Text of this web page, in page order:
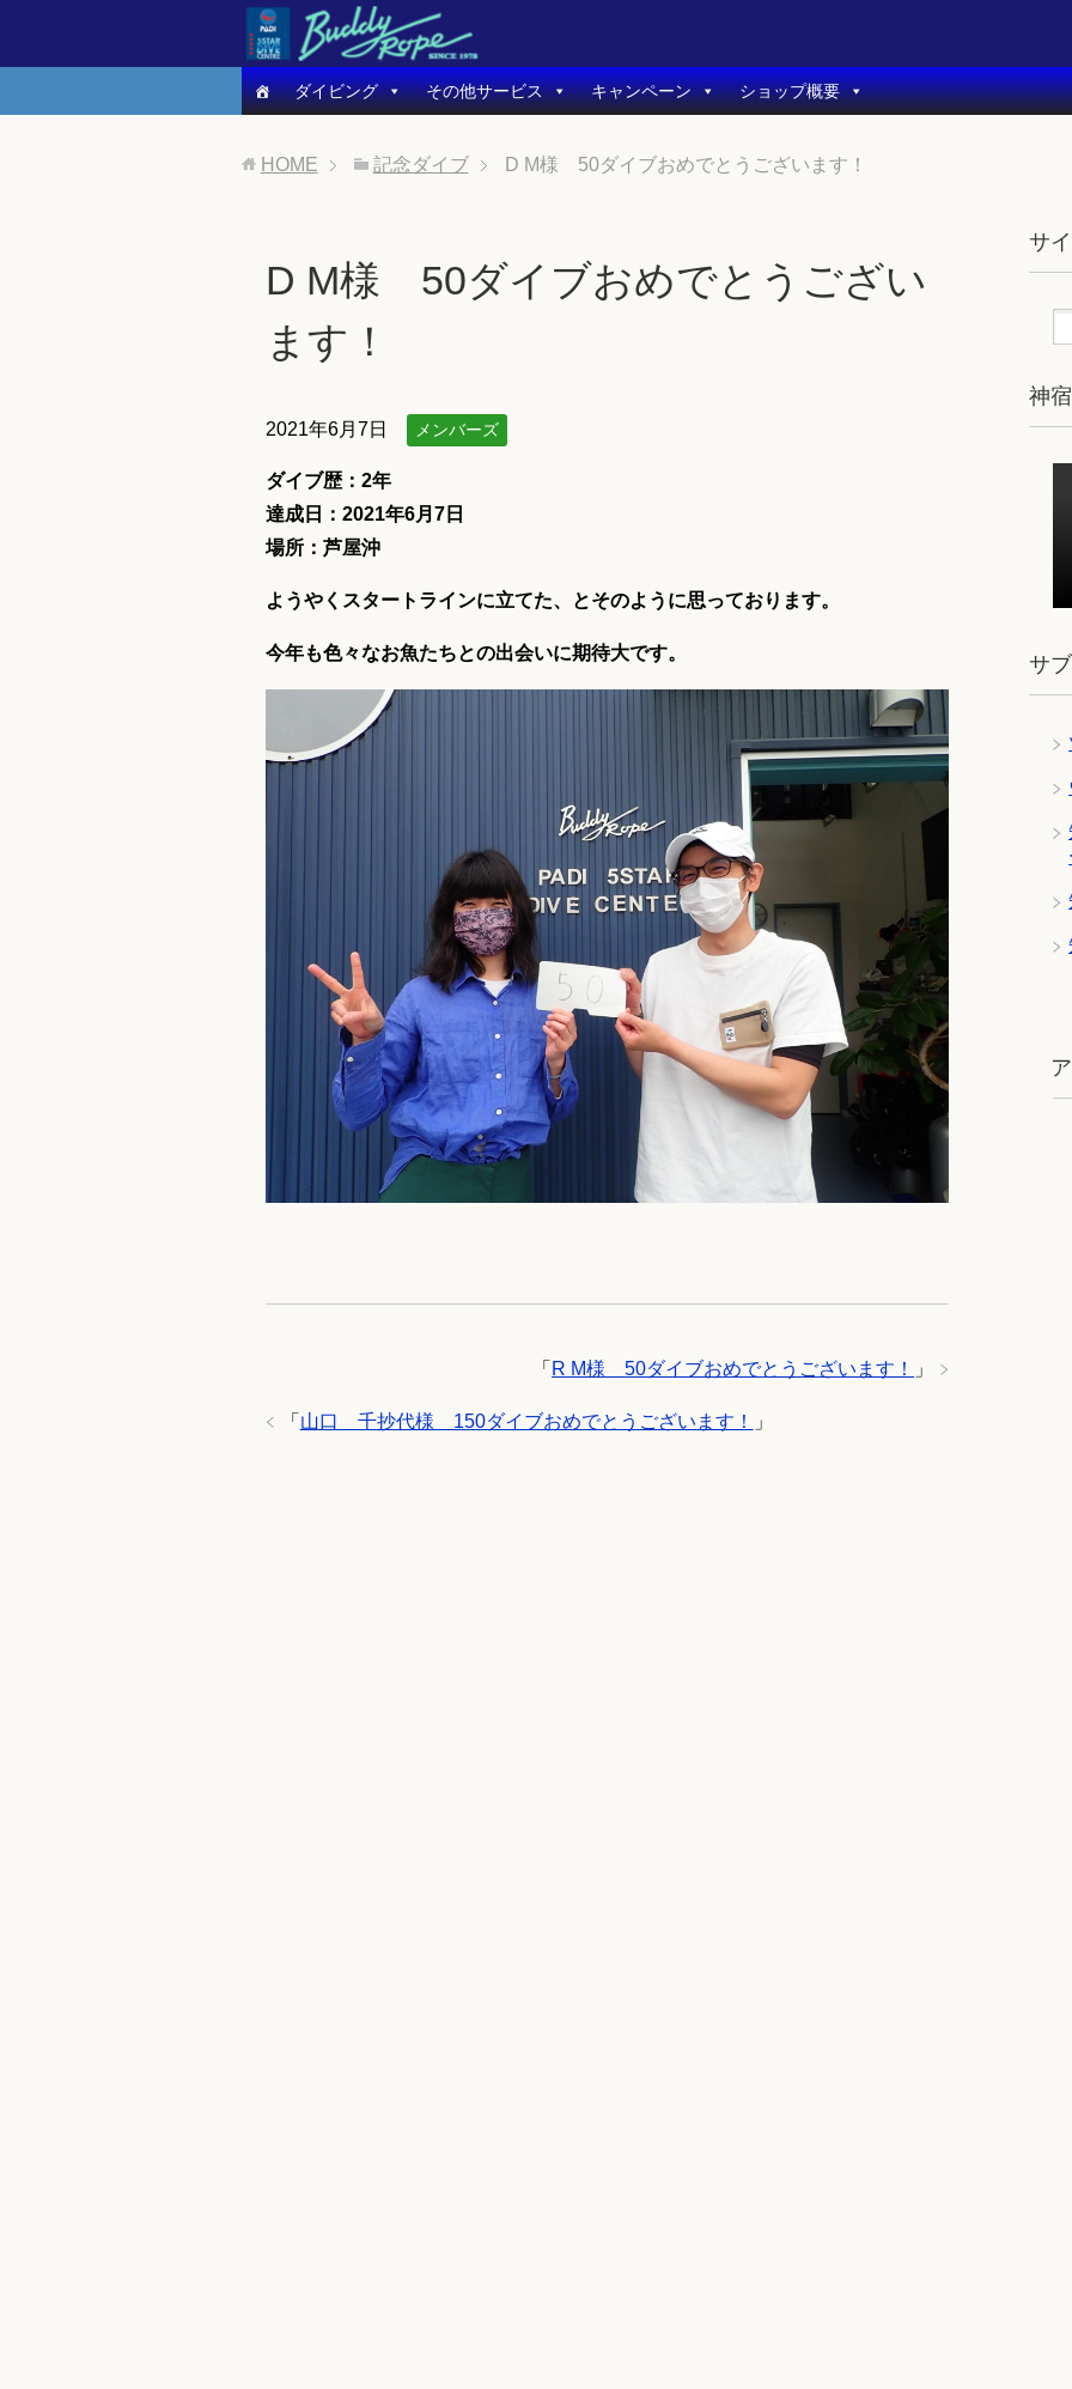
ダイビング その他サービス キャンペーン ショップ概要
HOME 記念ダイブ D M様 50ダイブおめでとうございます！
D M様 50ダイブおめでとうござい
ます！
2021年6月7日 メンバーズ
ダイブ歴：2年
達成日：2021年6月7日
場所：芦屋沖
ようやくスタートラインに立てた、とそのように思っております。
今年も色々なお魚たちとの出会いに期待大です。
「 R M様 50ダイブおめでとうございます！ 」
「 山口 千抄代様 150ダイブおめでとうございます！ 」
サ
神
サ
ツ